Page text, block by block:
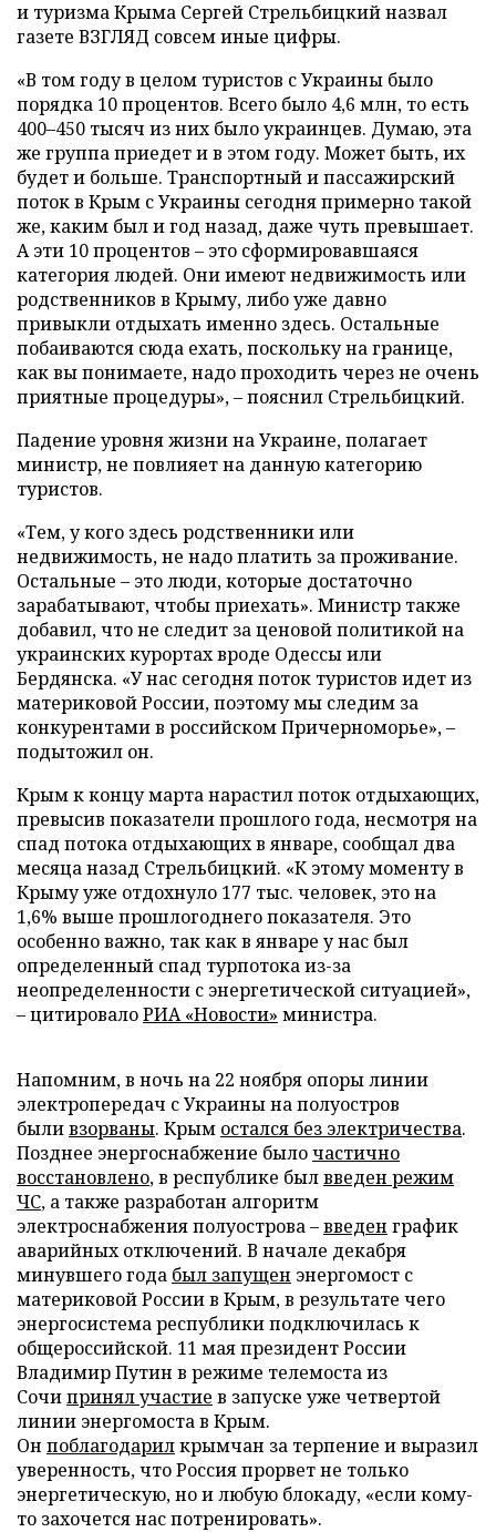
и туризма Крыма Сергей Стрельбицкий назвал
газете ВЗГЛЯД совсем иные цифры.
«В том году в целом туристов с Украины было
порядка 10 процентов. Всего было 4,6 млн, то есть
400–450 тысяч из них было украинцев. Думаю, эта
же группа приедет и в этом году. Может быть, их
будет и больше. Транспортный и пассажирский
поток в Крым с Украины сегодня примерно такой
же, каким был и год назад, даже чуть превышает.
А эти 10 процентов – это сформировавшаяся
категория людей. Они имеют недвижимость или
родственников в Крыму, либо уже давно
привыкли отдыхать именно здесь. Остальные
побаиваются сюда ехать, поскольку на границе,
как вы понимаете, надо проходить через не очень
приятные процедуры», – пояснил Стрельбицкий.
Падение уровня жизни на Украине, полагает
министр, не повлияет на данную категорию
туристов.
«Тем, у кого здесь родственники или
недвижимость, не надо платить за проживание.
Остальные – это люди, которые достаточно
зарабатывают, чтобы приехать». Министр также
добавил, что не следит за ценовой политикой на
украинских курортах вроде Одессы или
Бердянска. «У нас сегодня поток туристов идет из
материковой России, поэтому мы следим за
конкурентами в российском Причерноморье», –
подытожил он.
Крым к концу марта нарастил поток отдыхающих,
превысив показатели прошлого года, несмотря на
спад потока отдыхающих в январе, сообщал два
месяца назад Стрельбицкий. «К этому моменту в
Крыму уже отдохнуло 177 тыс. человек, это на
1,6% выше прошлогоднего показателя. Это
особенно важно, так как в январе у нас был
определенный спад турпотока из-за
неопределенности с энергетической ситуацией»,
– цитировалоРИА «Новости» министра.
Напомним, в ночь на 22 ноября опоры линии
электропередач с Украины на полуостров
быливзорваны. Крым остался без электричества.
Позднее энергоснабжение былочастично
восстановлено, в республике былвведен режим
ЧС, а также разработан алгоритм
электроснабжения полуострова –введен график
аварийных отключений. В начале декабря
минувшего года был запущен энергомост с
материковой России в Крым, в результате чего
энергосистема республики подключилась к
общероссийской. 11 мая президент России
Владимир Путин в режиме телемоста из
Сочипринял участие в запуске уже четвертой
линии энергомоста в Крым.
Он поблагодарилкрымчан за терпение и выразил
уверенность, что Россия прорвет не только
энергетическую, но и любую блокаду, «если кому-
то захочется нас потренировать».